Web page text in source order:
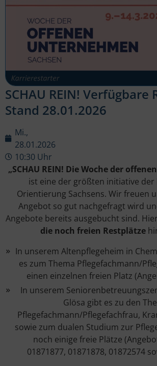
SCHAU REIN! Verfügbare
Stand 28.01.2026
Mi.,
28.01.2026
10:30 Uhr
„SCHAU REIN! Die Woche der
ist eine der größten initiative
Orientierung Sachsens. Wir freuen
Angebot so gut nachgefragt wird
Angebote bereits ausgebucht sind.
die noch freien Restplätze
In unserem Altenpflegeheim in
es zum Thema Pflegefachmann/
einen einzelnen freien Platz
In unserem
Glösa gibt es zu den
Pflegefachmann/Pflegefachfrau,
sowie zum dualen Studium zur
noch einige freie Plätze
01871877, 01871878, 01872574